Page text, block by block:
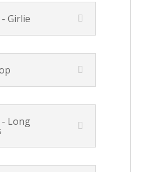
Girlie
Long